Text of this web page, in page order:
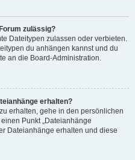
zulässig?
Dateitypen zulassen oder verbieten.
du anhängen kannst und du
an die Board-Administration.
erhalten?
erhalten, gehe in den persönlichen
Punkt „Dateianhänge
Dateianhänge erhalten und diese